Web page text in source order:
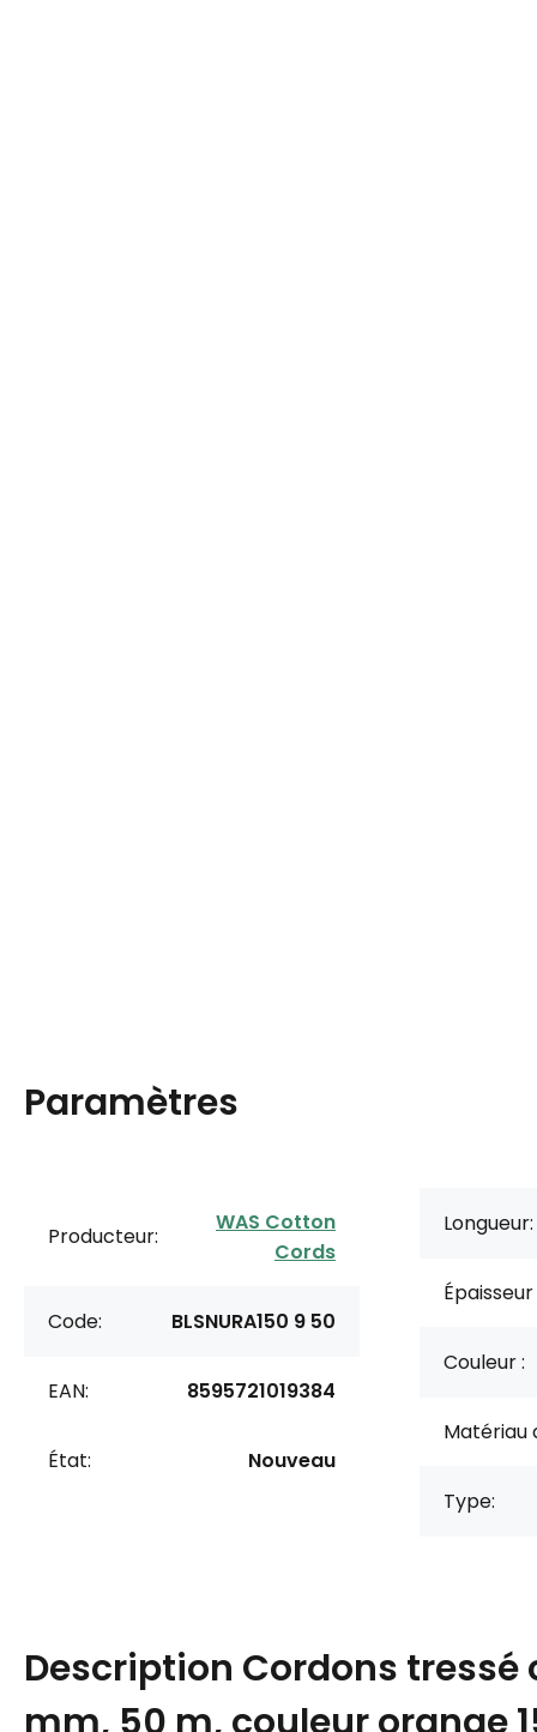
Paramètres
Producteur:
WAS Cotton
Cords
Code: BLSNURA150 9 50
EAN: 8595721019384
État: Nouveau
Longueur:
Couleur :
Matériau
Type:
Description Cordons tressé
mm, 50 m, couleur orange